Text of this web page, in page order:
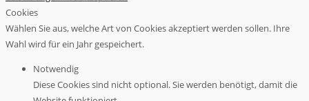
Cookies
Wählen Sie aus, welche Art von Cookies akzeptiert werden sollen. Ihre
Wahl wird für ein Jahr gespeichert.
Notwendig
Diese Cookies sind nicht optional. Sie werden benötigt, damit die